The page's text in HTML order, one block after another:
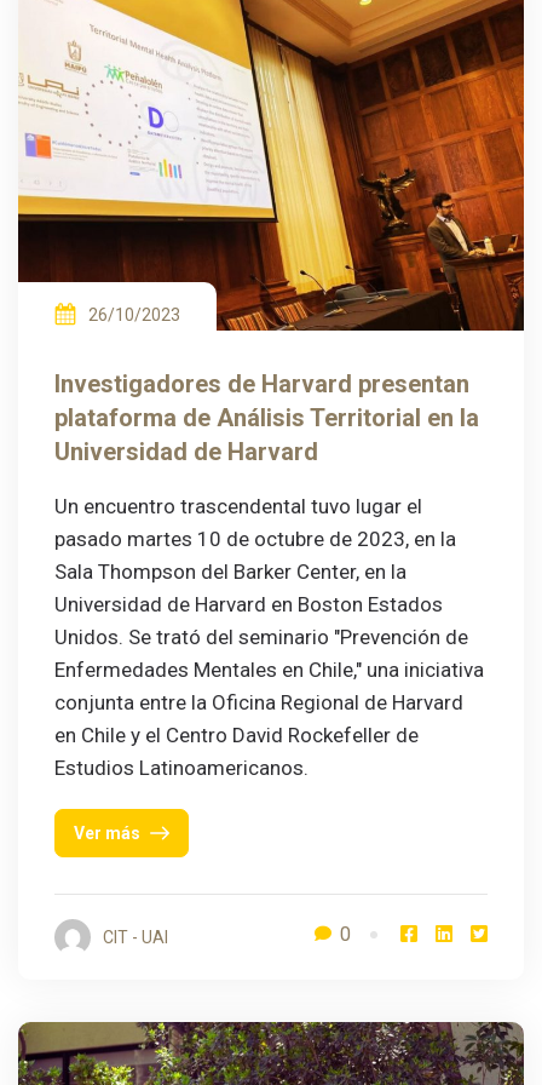
26/10/2023
Investigadores de Harvard presentan
plataforma de Análisis Territorial en la
Universidad de Harvard
Un encuentro trascendental tuvo lugar el
pasado martes 10 de octubre de 2023, en la
Sala Thompson del Barker Center, en la
Universidad de Harvard en Boston Estados
Unidos. Se trató del seminario "Prevención de
Enfermedades Mentales en Chile," una iniciativa
conjunta entre la Oficina Regional de Harvard
en Chile y el Centro David Rockefeller de
Estudios Latinoamericanos.
Ver más
CIT - UAI 0